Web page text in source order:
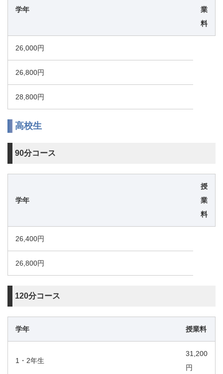
学年
業
料
26,000円
26,800円
28,800円
高校生
90分コース
学年
授
業
料
26,400円
26,800円
120分コース
学年 授業料
1・2年生
31,200
円